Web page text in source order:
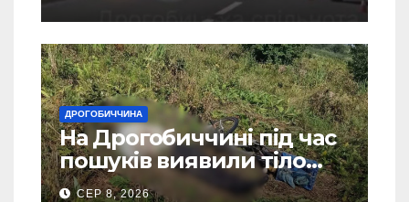
ДРОГОБИЧЧИНА
На Дрогобиччині під час
пошуків виявили тіло
зниклого чоловіка
СЕР 8, 2026